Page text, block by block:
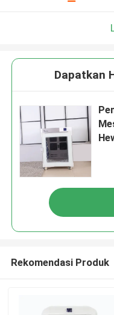
Dapatkan
Rekomendasi Produk